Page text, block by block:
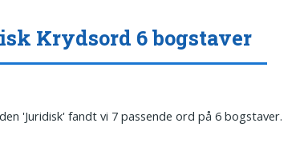
Krydsord 6 bogstaver
'Juridisk' fandt vi 7 passende ord på 6 bogstaver.